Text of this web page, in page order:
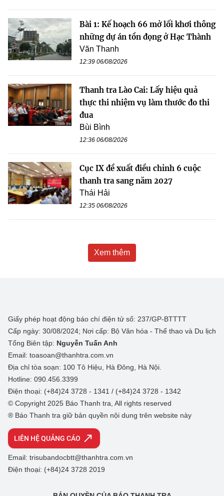
Bài 1: Kế hoạch 66 mở lối khơi thông
những dự án tồn đọng ở Hạc Thành
Văn Thanh
12:39 06/08/2026
Thanh tra Lào Cai: Lấy hiệu quả
thực thi nhiệm vụ làm thước đo thi
đua
Bùi Bình
12:36 06/08/2026
Cục IX đề xuất điều chỉnh 6 cuộc
thanh tra sang năm 2027
Thái Hải
12:35 06/08/2026
Xem thêm
Giấy phép hoạt động báo chí điện tử số: 237/GP-BTTTT
Cấp ngày: 30/08/2024; Nơi cấp: Bộ Văn hóa - Thể thao và Du lịch
Tổng Biên tập: Nguyễn Tuấn Anh
Email: toasoan@thanhtra.com.vn
Địa chỉ tòa soạn: 100 Tô Hiệu, Hà Đông, Hà Nội.
Hotline: 090.456.3399
Điện thoại: (+84)24 3728 - 1341 / (+84)24 3728 - 1342
© Copyright 2025 Báo Thanh tra, All rights reserved
® Báo Thanh tra giữ bản quyền nội dung trên website này
LIÊN HỆ QUẢNG CÁO
Email: trisubandocbtt@thanhtra.com.vn
Điện thoại: (+84)24 3728 2019